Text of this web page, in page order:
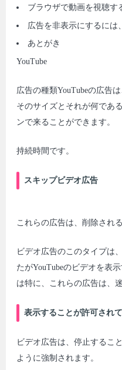
ブラウザで動画を視聴す
広告を非表示にするには
あとがき
YouTube
広告の種類YouTubeの広告
そのサイズとそれが何であ
ンで来ることができます。
持続時間です。
スキップビデオ広告
これらの広告は、削除され
ビデオ広告のこのタイプは
たがYouTubeのビデオを表
は特に、これらの広告は、
表示することが許可され
ビデオ広告は、停止するこ
ように強制されます。